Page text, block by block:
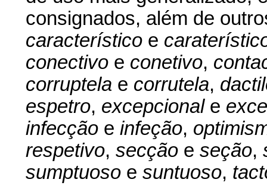
consignados, além de
característico e
conectivo e conetivo,
corruptela e corrutela,
espetro, excepcionale
infecção e infeção,
respetivo, secção e seção,
sumptuoso e suntuoso,